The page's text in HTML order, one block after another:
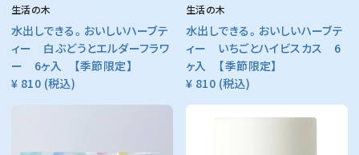
生活の木
水出しできる。おいしいハーブテ
ィー 白ぶどうとエルダーフラワ
ー 6ヶ入 【季節限定】
¥ 810 (税込)
生活の木
水出しできる。おいしいハーブテ
ィー いちごとハイビスカス 6
ヶ入 【季節限定】
¥ 810 (税込)